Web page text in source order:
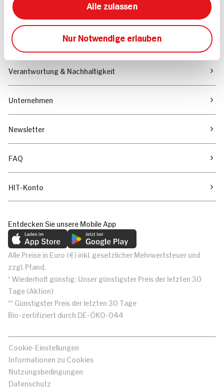
Alle zulassen
Nur Notwendige erlauben
Marktfinder
Unser Magazin
Verantwortung & Nachhaltigkeit
Unternehmen
Newsletter
FAQ
HIT-Konto
Entdecken Sie unsere Mobile App
Alle Preise in Euro (€) inkl. gesetzlicher Mehrwertsteuer und
zzgl. Pfand.
* Wiederholt günstig: Unser günstigster Preis der letzten 30
Tage (Aktion)
** Günstigster Preis der letzten 30 Tage
Bio-zertifiziert durch DE-ÖKO-044
Cookie-Einstellungen
Informationen zu Cookies
Nutzungsbedingungen
Datenschutz